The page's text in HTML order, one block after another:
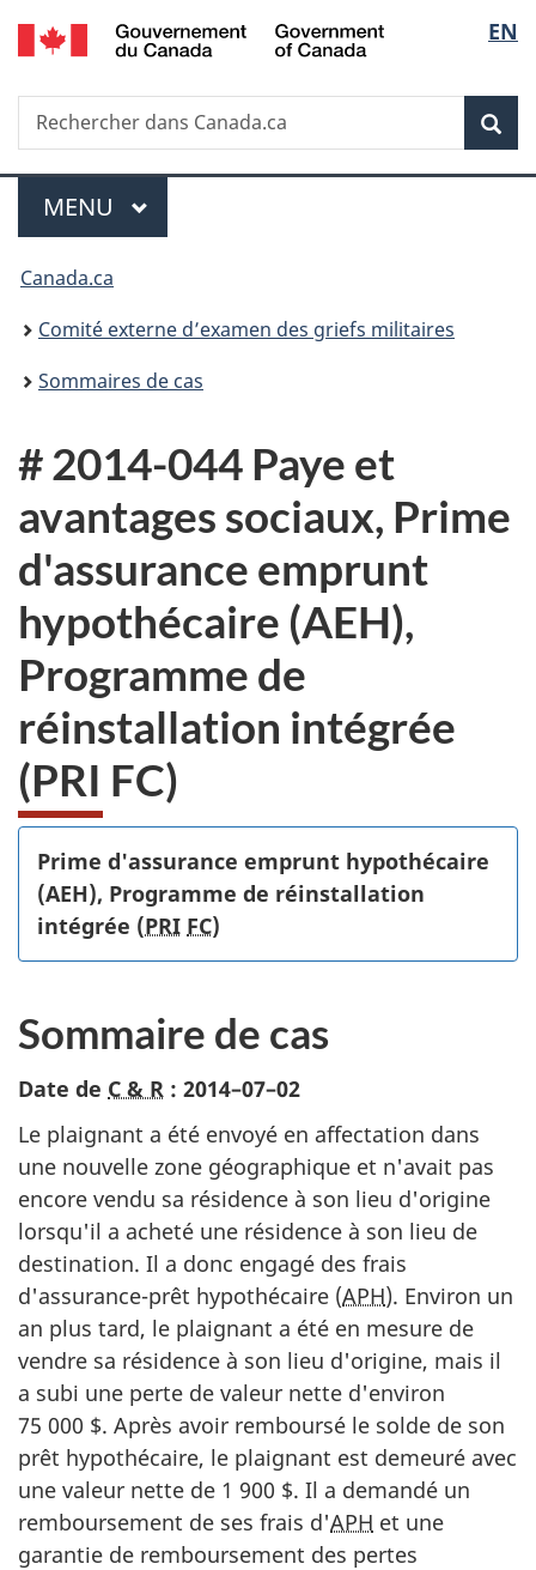
Passer
au
principal
Passer
à
Au
du
Passer
à
version
simplifiée
de
la
EN
Recherche
Rechercher
dans
Menu
MENU PRINCIPAL
Vous
êtes
ici :
Canada.ca
Comité externe d’examen des griefs militaires
Sommaires de cas
# 2014-044 Paye et
avantages sociaux, Prime
d'assurance emprunt
hypothécaire (AEH),
Programme de
réinstallation intégrée
(PRI FC)
Prime d'assurance emprunt hypothécaire
(AEH), Programme de réinstallation
intégrée (PRI FC)
Sommaire de cas
Date de C & R : 2014–07–02
Le plaignant a été envoyé en affectation dans
une nouvelle zone géographique et n'avait pas
encore vendu sa résidence à son lieu d'origine
lorsqu'il a acheté une résidence à son lieu de
destination. Il a donc engagé des frais
d'assurance-prêt hypothécaire (APH). Environ un
an plus tard, le plaignant a été en mesure de
vendre sa résidence à son lieu d'origine, mais il
a subi une perte de valeur nette d'environ
75 000 $. Après avoir remboursé le solde de son
prêt hypothécaire, le plaignant est demeuré avec
une valeur nette de 1 900 $. Il a demandé un
remboursement de ses frais d'APH et une
garantie de remboursement des pertes